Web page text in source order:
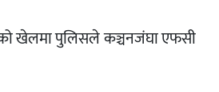
खेलमा पुलिसले कञ्चनजंघा एफसी